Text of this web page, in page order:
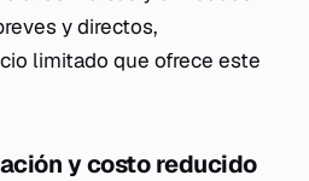
y directos,
limitado que ofrece este
y costo reducido